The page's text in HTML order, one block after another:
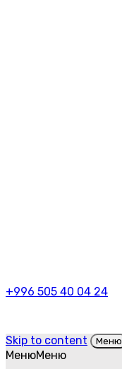
+996 505 40 04 24
Skip to content Меню
МенюМеню